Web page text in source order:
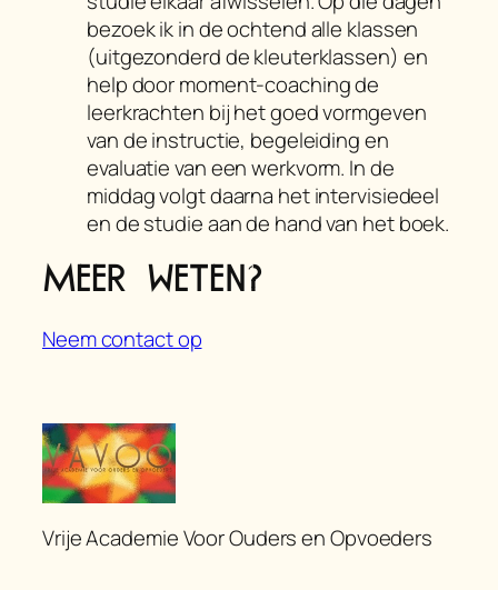
bezoek ik in de ochtend alle klassen
(uitgezonderd de kleuterklassen) en
help door moment-coaching de
leerkrachten bij het goed vormgeven
van de instructie, begeleiding en
evaluatie van een werkvorm. In de
middag volgt daarna het intervisiedeel
en de studie aan de hand van het boek.
Meer weten?
Neem contact op
Vrije Academie Voor Ouders en Opvoeders